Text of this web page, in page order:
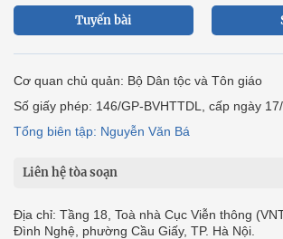
Tuyến bài
Cơ quan chủ quản: Bộ Dân tộc và Tôn giáo
Số giấy phép: 146/GP-BVHTTDL, cấp ngày
Tổng biên tập: Nguyễn Văn Bá
Liên hệ tòa soạn
Địa chỉ: Tầng 18, Toà nhà Cục Viễn thông
Đình Nghệ, phường Cầu Giấy, TP. Hà Nội.